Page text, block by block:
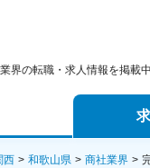
界の転職・求人情報を掲載中
エージェ
西 和歌山県 商社業界